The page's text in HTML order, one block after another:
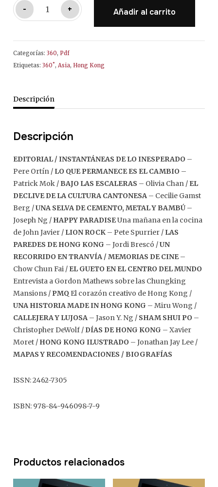
-
360˚ HONG
KONG
cantidad
+ Añadir al carrito
Categorías: 360, Pdf
Etiquetas: 360˚, Asia, Hong Kong
Descripción
Descripción
EDITORIAL / INSTANTÁNEAS DE LO INESPERADO –
Pere Ortín / LO QUE PERMANECE ES EL CAMBIO –
Patrick Mok / BAJO LAS ESCALERAS – Olivia Chan / EL
DECLIVE DE LA CULTURA CANTONESA– Cecilie Gamst
Berg /UNA SELVA DE CEMENTO, METAL Y BAMBÚ–
Joseph Ng / HAPPY PARADISEUna mañana en la cocina
de John Javier / LION ROCK– Pete Spurrier / LAS
PAREDES DE HONG KONG – Jordi Brescó /UN
RECORRIDO EN TRANVÍA / MEMORIAS DE CINE–
Chow Chun Fai / EL GUETO EN EL CENTRO DEL MUNDO
Entrevista a Gordon Mathews sobre las Chungking
Mansions / PMQ El corazón creativo de Hong Kong /
UNA HISTORIA MADE IN HONG KONG – Miru Wong /
CALLEJERA Y LUJOSA– Jason Y. Ng / SHAM SHUI PO –
Christopher DeWolf / DÍAS DE HONG KONG – Xavier
Moret / HONG KONG ILUSTRADO – Jonathan Jay Lee /
MAPAS Y RECOMENDACIONES / BIOGRAFÍAS
ISSN: 2462-7305
ISBN: 978-84-946098-7-9
Productos relacionados